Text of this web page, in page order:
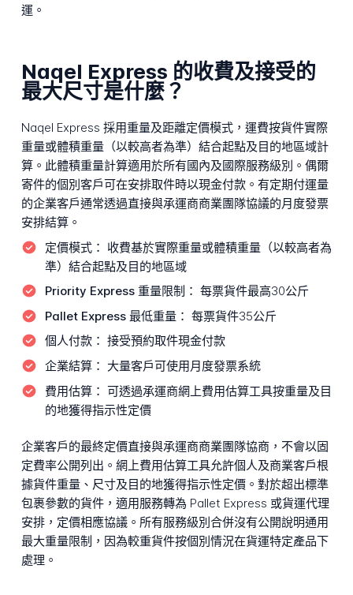
運。
Naqel Express 的收費及接受的
最大尺寸是什麼？
Naqel Express 採用重量及距離定價模式，運費按貨件實際
重量或體積重量（以較高者為準）結合起點及目的地區域計
算。此體積重量計算適用於所有國內及國際服務級別。偶爾
寄件的個別客戶可在安排取件時以現金付款。有定期付運量
的企業客戶通常透過直接與承運商商業團隊協議的月度發票
安排結算。
定價模式： 收費基於實際重量或體積重量（以較高者為
準）結合起點及目的地區域
Priority Express 重量限制： 每票貨件最高30公斤
Pallet Express 最低重量： 每票貨件35公斤
個人付款： 接受預約取件現金付款
企業結算： 大量客戶可使用月度發票系統
費用估算： 可透過承運商網上費用估算工具按重量及目
的地獲得指示性定價
企業客戶的最終定價直接與承運商商業團隊協商，不會以固
定費率公開列出。網上費用估算工具允許個人及商業客戶根
據貨件重量、尺寸及目的地獲得指示性定價。對於超出標準
包裹參數的貨件，適用服務轉為 Pallet Express 或貨運代理
安排，定價相應協議。所有服務級別合併沒有公開說明通用
最大重量限制，因為較重貨件按個別情況在貨運特定產品下
處理。